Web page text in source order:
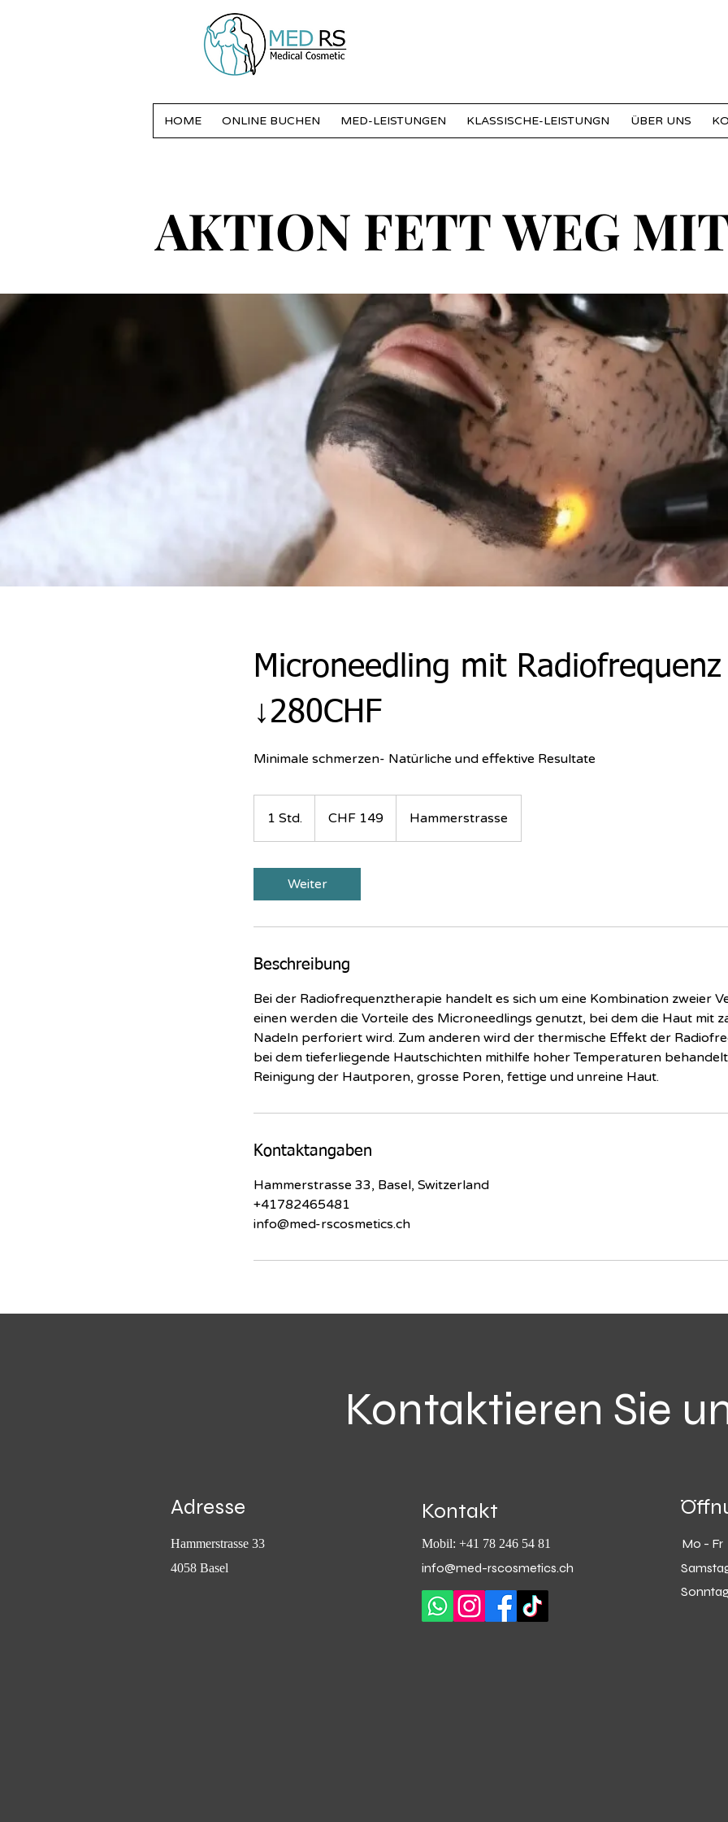
HOME ONLINE BUCHEN MED-LEISTUNGEN KLASSISCHE-LEISTUNGN ÜBER UNS
AKTION FETT WEG
AKTION FETT WEG
Microneedling mit Radiofrequenz
↓280CHF
Minimale schmerzen- Natürliche und effektive Resultate
1 Std.
S
d
Franken
CHF 149 Hammerstrasse
Weiter
Beschreibung
Bei der Radiofrequenztherapie handelt es sich um eine Kombination zweier
einen werden die Vorteile des Microneedlings genutzt, bei dem die Haut mit
Nadeln perforiert wird. Zum anderen wird der thermische Effekt der
bei dem tieferliegende Hautschichten mithilfe hoher Temperaturen
Kontaktangaben
Hammerstrasse 33, Basel, Switzerland
+41782465481
info@med-rscosmetics.ch
Kontaktieren Sie
Adresse
Hammerstrasse 33
4058 Basel
Kontakt
Mobil: +41 78 246 54 81
info@med-rscosmetics.ch
Mo - Fr